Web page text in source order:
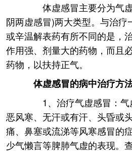
体虚感冒主要分为气
阴两虚感冒)两大类型。与治疗
或辛温解表药有所不同的是，
作用强、剂量大的药物，而且
药物，以扶持正气。
体虚感冒的病中治疗方
1、治疗气虚感冒：气
恶风寒、无汗或有汗、头昏或
痛、鼻塞或流涕等风寒感冒的
少气懒言等脾肺气虚的表现。